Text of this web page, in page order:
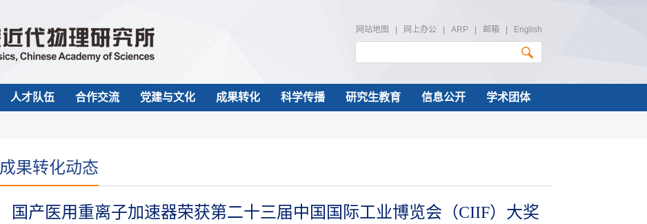
网站地图 网上办公| ARP| 邮箱 English
人才队伍 合作交流 党建与文化 成果转化 科学传播 研究生教育 信息公开 学术团体
成果转化动态
国产医用重离子加速器荣获第二十三届中国国际工业博览会（CIIF）大奖